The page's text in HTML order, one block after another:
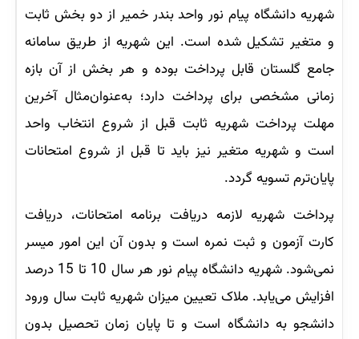
شهریه دانشگاه پیام نور واحد بندر خمیر از دو بخش ثابت
و متغیر تشکیل شده است. این شهریه از طریق سامانه
جامع گلستان قابل پرداخت بوده و هر بخش از آن بازه
زمانی مشخصی برای پرداخت دارد؛ به‌عنوان‌مثال آخرین
مهلت پرداخت شهریه ثابت قبل از شروع انتخاب واحد
است و شهریه متغیر نیز باید تا قبل از شروع امتحانات
پایان‌ترم تسویه گردد.
پرداخت شهریه لازمه دریافت برنامه امتحانات، دریافت
کارت آزمون و ثبت نمره است و بدون آن این امور میسر
نمی‌شود. شهریه دانشگاه پیام نور هر سال 10 تا 15 درصد
افزایش می‌یابد. ملاک تعیین میزان شهریه ثابت سال ورود
دانشجو به دانشگاه است و تا پایان زمان تحصیل بدون